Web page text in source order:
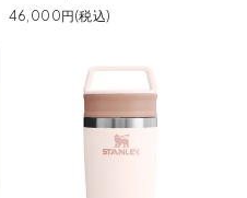
46,000円(税込)